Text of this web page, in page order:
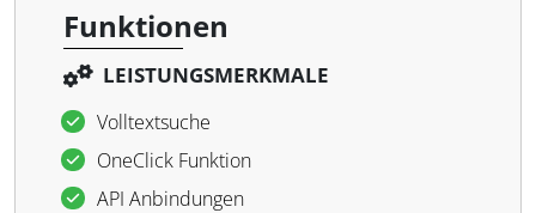
Funktionen
LEISTUNGSMERKMALE
Volltextsuche
OneClick Funktion
API Anbindungen